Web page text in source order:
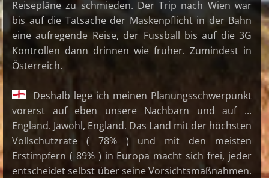
Reisepläne zu schmieden. Der Trip nach Wien war
bis auf die Tatsache der Maskenpflicht in der Bahn
eine aufregende Reise, der Fussball bis auf die 3G
Kontrollen dann drinnen wie früher. Zumindest in
Österreich.
Deshalb lege ich meinen Planungsschwerpunkt
vorerst auf eben unsere Nachbarn und auf ...
England. Jawohl, England. Das Land mit der höchsten
Vollschutzrate ( 78% ) und mit den meisten
Erstimpfern ( 89% ) in Europa macht sich frei, jeder
entscheidet selbst über seine Vorsichtsmaßnahmen.